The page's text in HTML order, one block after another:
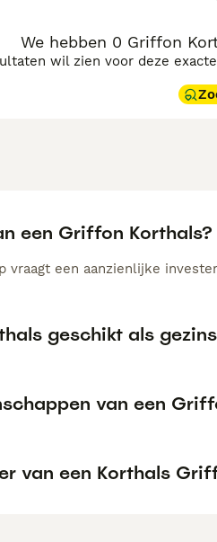
We hebben 0 Griffon
wil zien voor deze
een Griffon Korthals?
vraagt een aanzienlijke
geschikt als
van een
van een Korthals